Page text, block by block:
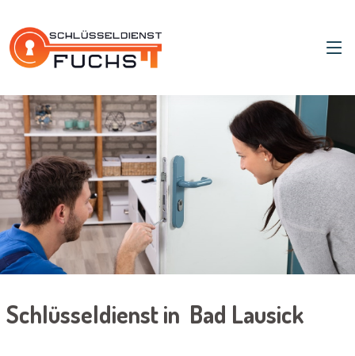
Schlüsseldienst in Bad Lausick